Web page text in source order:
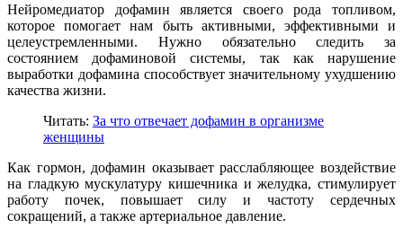
Нейромедиатор дофамин является своего рода топливом,
которое помогает нам быть активными, эффективными и
целеустремленными. Нужно обязательно следить за
состоянием дофаминовой системы, так как нарушение
выработки дофамина способствует значительному ухудшению
качества жизни.
Читать: За что отвечает дофамин в организме
женщины
Как гормон, дофамин оказывает расслабляющее воздействие
на гладкую мускулатуру кишечника и желудка, стимулирует
работу почек, повышает силу и частоту сердечных
сокращений, а также артериальное давление.